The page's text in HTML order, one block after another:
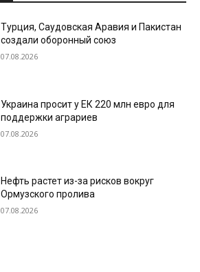
Турция, Саудовская Аравия и Пакистан
создали оборонный союз
07.08.2026
Украина просит у ЕК 220 млн евро для
поддержки аграриев
07.08.2026
Нефть растет из-за рисков вокруг
Ормузского пролива
07.08.2026